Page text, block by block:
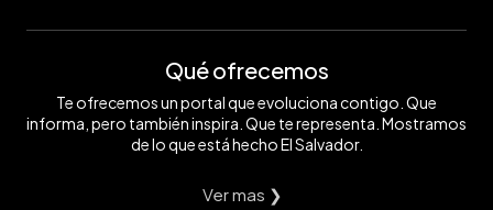
Qué ofrecemos
Te ofrecemos un portal que evoluciona contigo. Que
informa, pero también inspira. Que te representa. Mostramos
de lo que está hecho El Salvador.
Ver mas ❯